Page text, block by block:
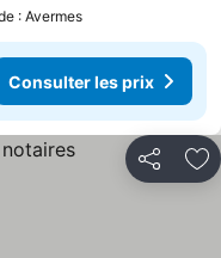
: Avermes
Consulter les prix
Partager